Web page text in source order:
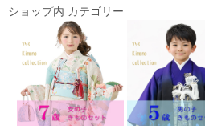
ショップ内 カテゴリー